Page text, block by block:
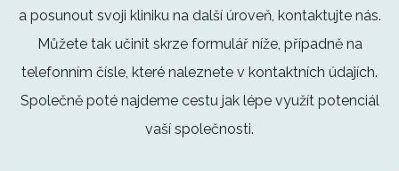
a posunout svoji kliniku na další úroveň, kontaktujte nás.
Můžete tak učinit skrze formulář níže, případně na
telefonním čísle, které naleznete v kontaktních údajích.
Společně poté najdeme cestu jak lépe využít potenciál
vaší společnosti.